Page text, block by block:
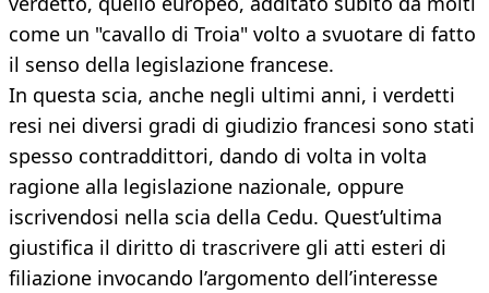
come un "cavallo di Troia" volto a svuotare di fatto
il senso della legislazione francese.
In questa scia, anche negli ultimi anni, i verdetti
resi nei diversi gradi di giudizio francesi sono stati
spesso contraddittori, dando di volta in volta
ragione alla legislazione nazionale, oppure
iscrivendosi nella scia della Cedu. Quest’ultima
giustifica il diritto di trascrivere gli atti esteri di
filiazione invocando l’argomento dell’interesse